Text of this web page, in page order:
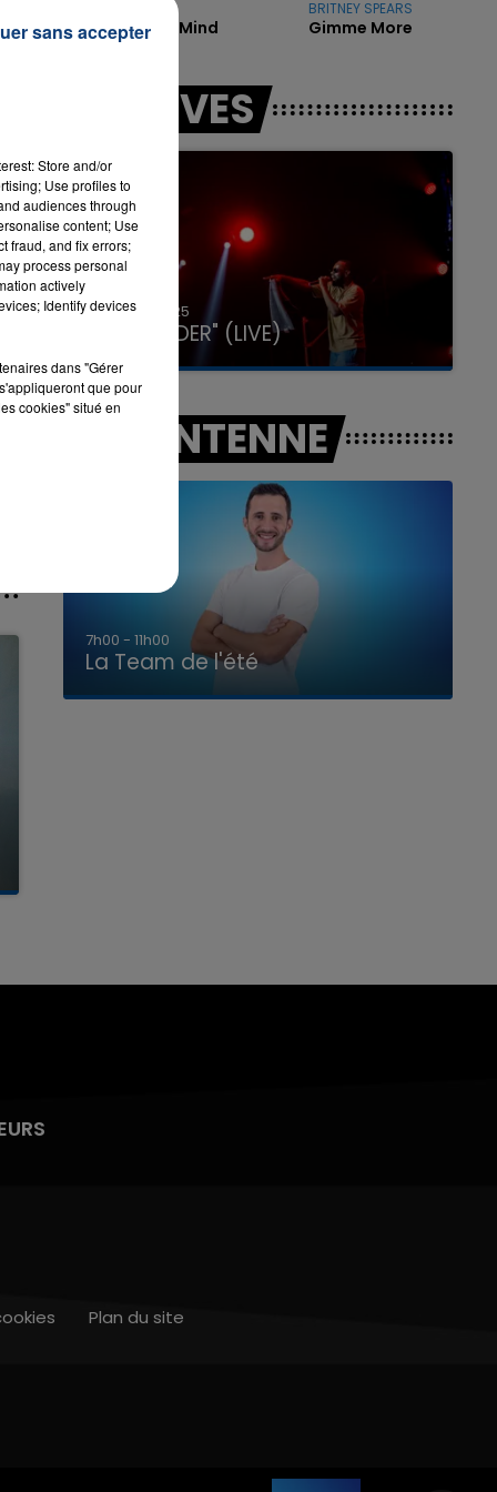
LA TEAM DE L'ÉTÉ
One Track Mind
BRITNEY SPEARS
Gimme More
LES LIVES
31 janvier 2025
GIMS "SPIDER" (LIVE)
A L'ANTENNE
7h00 - 11h00
La Team de l'été
Plan du site
Store and/or
Use profiles to
audiences through
content; Use
fraud, and fix errors;
process personal
actively
Identify devices
dans "Gérer
que pour
cookies" situé en
sans accepter